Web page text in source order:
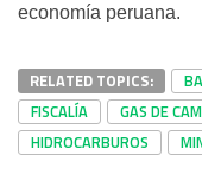
economía peruana.
RELATED TOPICS:
FISCALÍA
GAS DE
HIDROCARBUROS